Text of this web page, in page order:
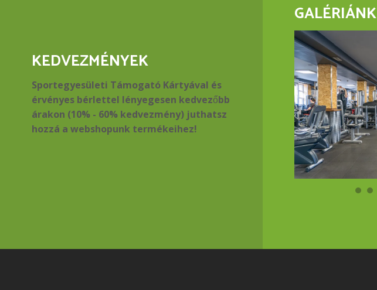
KEDVEZMÉNYEK
Sportegyesületi Támogató Kártyával és
érvényes bérlettel lényegesen kedvezőbb
árakon (10% - 60% kedvezmény) juthatsz
hozzá a webshopunk termékeihez!
GALÉRIÁNK